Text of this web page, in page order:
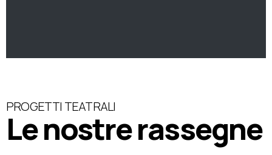
PROGETTI TEATRALI
Le nostre rassegne